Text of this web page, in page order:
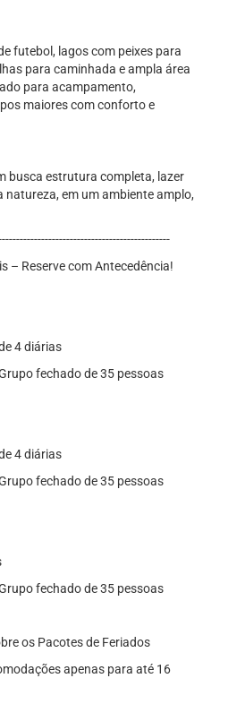
futebol, lagos com peixes para
para caminhada e ampla área
para acampamento,
maiores com conforto e
busca estrutura completa, lazer
em um ambiente amplo,
– Reserve com Antecedência!
4 diárias
fechado de 35 pessoas
4 diárias
fechado de 35 pessoas
fechado de 35 pessoas
os Pacotes de Feriados
apenas para até 16